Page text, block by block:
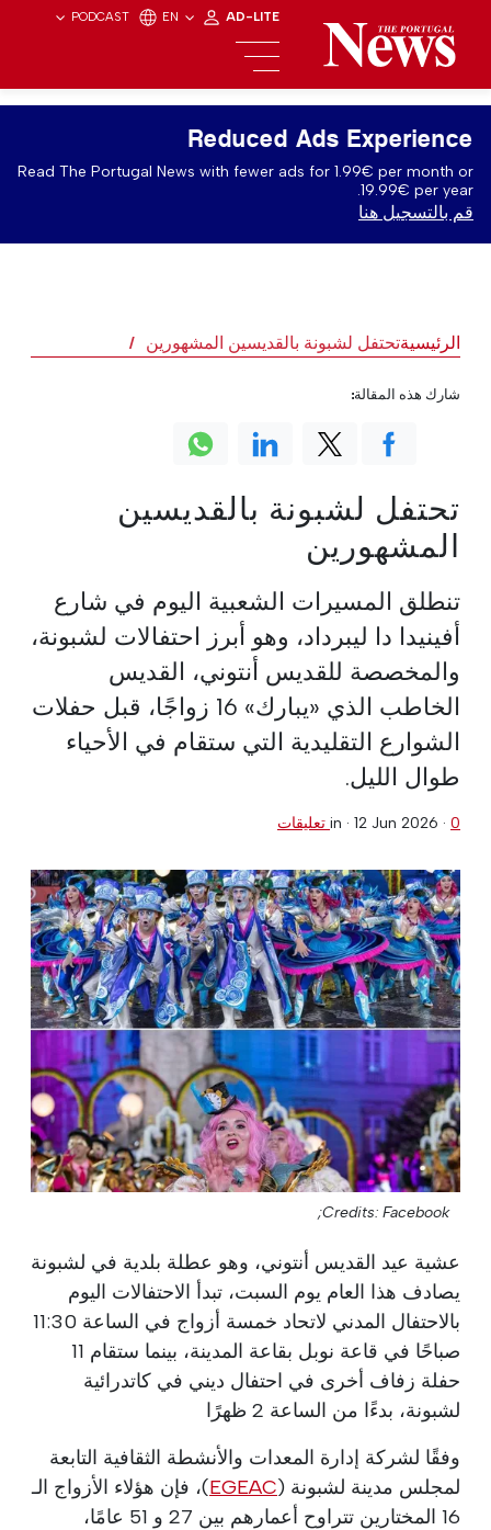
PODCAST EN AD-LITE
Reduced Ads Experience
Read The Portugal News with fewer ads for 1.99€ per month or
19.99€ per year.
قم بالتسجيل هنا
الرئيسيةتحتفل لشبونة بالقديسين المشهورين
تحتفل لشبونة بالقديسين
المشهورين
تنطلق المسيرات الشعبية اليوم في شارع
أفينيدا دا ليبرداد، وهو أبرز احتفالات لشبونة،
والمخصصة للقديس أنتوني، القديس
الخاطب الذي «يبارك» 16 زواجًا، قبل حفلات
الشوارع التقليدية التي ستقام في الأحياء
طوال الليل.
in · 12 Jun 2026 · 0 تعليقات
Credits: Facebook;
عشية عيد القديس أنتوني، وهو عطلة بلدية في لشبونة
يصادف هذا العام يوم السبت، تبدأ الاحتفالات اليوم
بالاحتفال المدني لاتحاد خمسة أزواج في الساعة 11:30
صباحًا في قاعة نوبل بقاعة المدينة، بينما ستقام 11
حفلة زفاف أخرى في احتفال ديني في كاتدرائية
لشبونة، بدءًا من الساعة 2 ظهرًا
وفقًا لشركة إدارة المعدات والأنشطة الثقافية التابعة
لمجلس مدينة لشبونة (EGEAC)، فإن هؤلاء الأزواج الـ
16 المختارين تتراوح أعمارهم بين 27 و 51 عامًا،
شارك هذه المقالة: